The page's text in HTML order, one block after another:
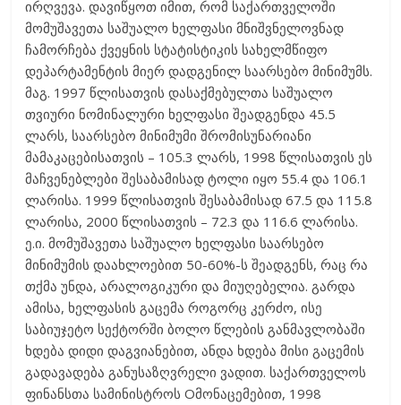
ირღვევა. დავიწყოთ იმით, რომ საქართველოში
მომუშავეთა საშუალო ხელფასი მნიშვნელოვნად
ჩამორჩება ქვეყნის სტატისტიკის სახელმწიფო
დეპარტამენტის მიერ დადგენილ საარსებო მინიმუმს.
მაგ. 1997 წლისათვის დასაქმებულთა საშუალო
თვიური ნომინალური ხელფასი შეადგენდა 45.5
ლარს, საარსებო მინიმუმი შრომისუნარიანი
მამაკაცებისათვის – 105.3 ლარს, 1998 წლისათვის ეს
მაჩვენებლები შესაბამისად ტოლი იყო 55.4 და 106.1
ლარისა. 1999 წლისათვის შესაბამისად 67.5 და 115.8
ლარისა, 2000 წლისათვის – 72.3 და 116.6 ლარისა.
ე.ი. მომუშავეთა საშუალო ხელფასი საარსებო
მინიმუმის დაახლოებით 50-60%-ს შეადგენს, რაც რა
თქმა უნდა, არალოგიკური და მიუღებელია. გარდა
ამისა, ხელფასის გაცემა როგორც კერძო, ისე
საბიუჯეტო სექტორში ბოლო წლების განმავლობაში
ხდება დიდი დაგვიანებით, ანდა ხდება მისი გაცემის
გადავადება განუსაზღვრელი ვადით. საქართველოს
ფინანსთა სამინისტროს Oმონაცემებით, 1998